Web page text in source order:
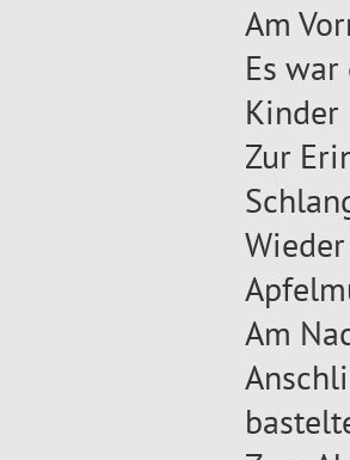
Am
Es
Kinder
Zur
Am